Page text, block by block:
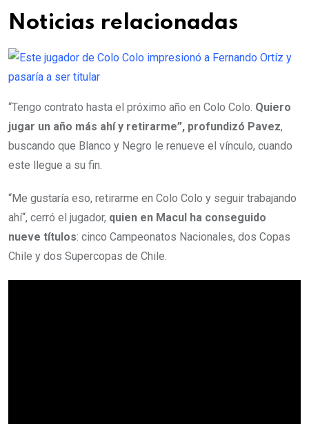
Noticias relacionadas
“Tengo contrato hasta el próximo año en Colo Colo. Quiero
jugar un año más ahí y retirarme”, profundizó Pavez,
buscando que Blanco y Negro le renueve el vínculo, cuando
este llegue a su fin.
“Me gustaría eso, retirarme en Colo Colo y seguir trabajando
ahí“, cerró el jugador, quien en Macul ha conseguido
nueve títulos: cinco Campeonatos Nacionales, dos Copas
Chile y dos Supercopas de Chile.